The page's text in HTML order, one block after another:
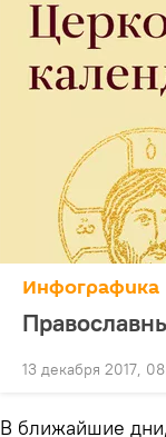
Инфографика
13 декабря 2017,
В ближайшие